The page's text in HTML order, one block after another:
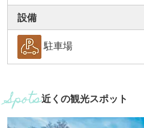
設備
駐車場
近くの観光スポット